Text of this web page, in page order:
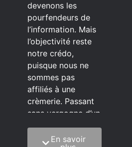
devenons les
pourfendeurs de
l’information. Mais
l’objectivité reste
notre crédo,
puisque nous ne
sommes pas
affiliés à une
crèmerie. Passant
sans vergogne d’un
éditeur à l’autre.
C’est quoi notre
En savoir